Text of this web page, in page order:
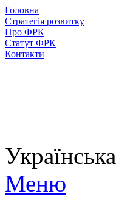
Головна
Стратегія розвитку
Про ФРК
Статут ФРК
Контакти
Українська
Меню